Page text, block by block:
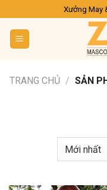
content
Xưởng May
TRANG CHỦ / SẢN